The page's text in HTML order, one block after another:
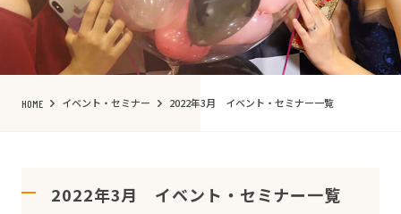
HOME イベント・セミナー 2022年3月 イベント・セミナー一覧
2022年3月 イベント・セミナー一覧